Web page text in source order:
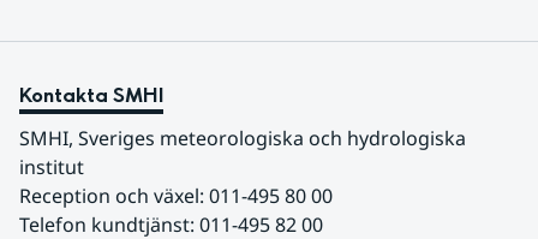
Kontakta SMHI
SMHI, Sveriges meteorologiska och hydrologiska
institut
Reception och växel: 011-495 80 00
Telefon kundtjänst: 011-495 82 00